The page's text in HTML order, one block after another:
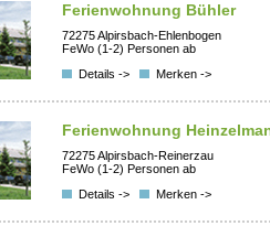
Ferienwohnung Bühler
72275 Alpirsbach-Ehlenbogen
FeWo (1-2) Personen ab
Details ->
Merken ->
Ferienwohnung
72275 Alpirsbach-Reinerzau
FeWo (1-2) Personen ab
Details ->
Merken ->